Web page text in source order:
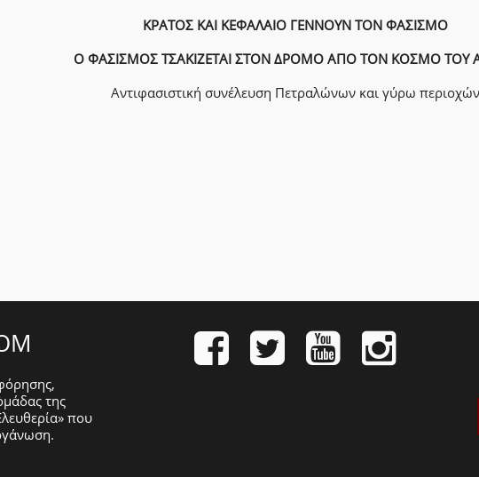
ΚΡΑΤΟΣ ΚΑΙ ΚΕΦΑΛΑΙΟ ΓΕΝΝΟΥΝ ΤΟΝ ΦΑΣΙΣΜΟ
Ο ΦΑΣΙΣΜΟΣ ΤΣΑΚΙΖΕΤΑΙ ΣΤΟΝ ΔΡΟΜΟ ΑΠΟ ΤΟΝ ΚΟΣΜΟ ΤΟΥ
Αντιφασιστική συνέλευση Πετραλώνων και γύρω περιοχών
της
που
.